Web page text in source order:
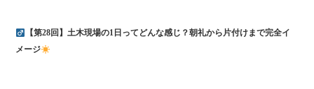
【第28回】土木現場の1日ってどんな感じ？朝礼から片付けまで完全イ
メージ